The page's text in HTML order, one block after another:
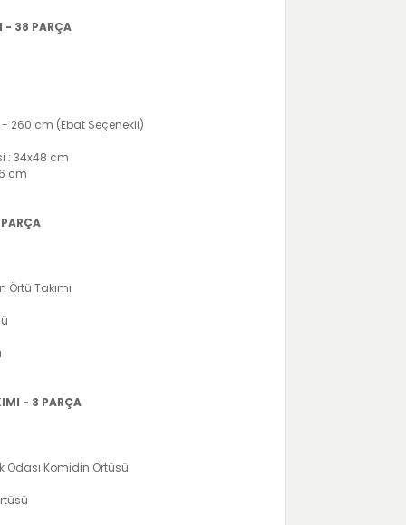
- 38 PARÇA
260 cm (Ebat Seçenekli)
: 34x48 cm
cm
Örtü Takımı
- 3 PARÇA
Odası Komidin Örtüsü